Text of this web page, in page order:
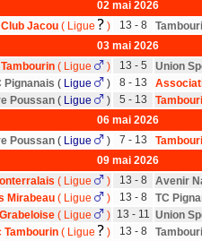
02 mai 2026
Jacou ( Ligue ) 13 - 8
03 mai 2026
( Ligue ) 13 - 5
Union
Pignanais ( Ligue ) 8 - 13
Poussan ( Ligue ) 5 - 13
06 mai 2026
Poussan ( Ligue ) 7 - 13
09 mai 2026
( Ligue ) 13 - 8
Avenir
Mirabeau ( Ligue ) 13 - 8
TC
( Ligue ) 13 - 11 Union
Tambourin ( Ligue ) 13 - 8